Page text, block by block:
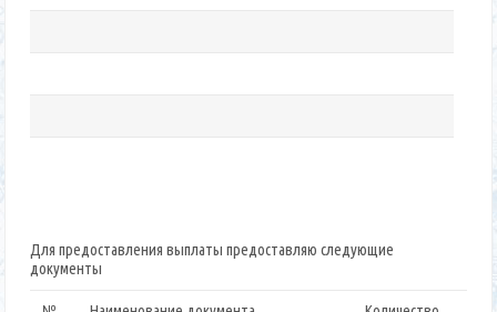
Для предоставления выплаты предоставляю следующие
документы